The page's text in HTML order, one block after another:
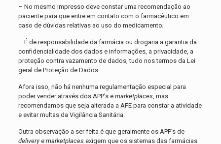
– No mesmo impresso deve constar uma recomendação ao
paciente para que entre em contato com o farmacêutico em
caso de dúvidas relativas ao uso do medicamento;
– É de responsabilidade da farmácia ou drogaria a garantia da
confidencialidade dos dados e informações, a privacidade, a
proteção contra vazamento de dados, tudo nos termos da Lei
geral de Proteção de Dados.
Afora isso, não há nenhuma regulamentação especial para
poder vender através dos APP’s e marketplaces, mas
recomendamos que seja alterada a AFE para constar a atividade
e evitar multas da Vigilância Sanitária.
Outra observação a ser feita é que geralmente os APP’s de
deliverye marketplaces exigem que os sistemas das farmácias